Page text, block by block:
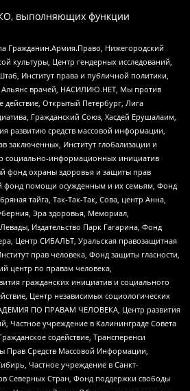
выполняющих функции
Гражданин.Армия.Право, Нижегородский
культуры, Центр гендерных исследований,
Институт права и публичной политики,
врачей, НАСИЛИЮ.НЕТ, Мы против
Открытый Петербург, Лига
Гражданский Союз, Хасдей Ерушалаим,
развитию средств массовой информации,
заключенных, Институт глобализации и
социально-информационных инициатив
фонд охраны здоровья и защиты прав
фонд помощи осужденным и их семьям, Фонд
тайга, Так-Так-Так, Сова, центр Анна,
Эра здоровья, Мемориал,
Издательство Парк Гагарина, Фонд
Центр СИБАЛЬТ, Уральская правозащитная
прав человека, Фонд защиты гласности,
центр по правам человека,
гражданских инициатив и социального
Центр независимых социологических
ПО ПРАВАМ ЧЕЛОВЕКА, Центр развития
Частное учреждение в Калининграде Совета
содействие, Трансперенси
Прав Средств Массовой Информации,
Частное учреждение в Санкт-
Северных Стран, Фонд поддержки свободы